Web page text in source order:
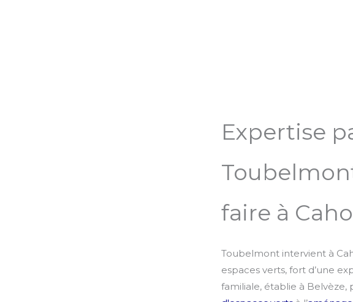
Expertise
faire à
Toubelmont intervient à
espaces verts, fort d’une
familiale, établie à Belvèze,